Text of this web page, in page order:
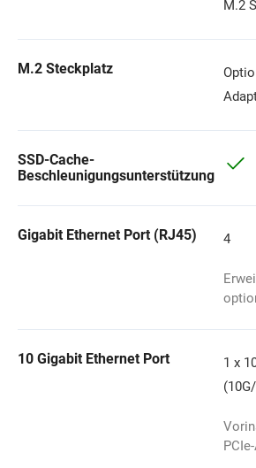
M.2
M.2 Steckplatz
SSD-Cache-
Beschleunigungsunterstützung
Gigabit Ethernet Port (RJ45) 4
10 Gigabit Ethernet Port
1 x